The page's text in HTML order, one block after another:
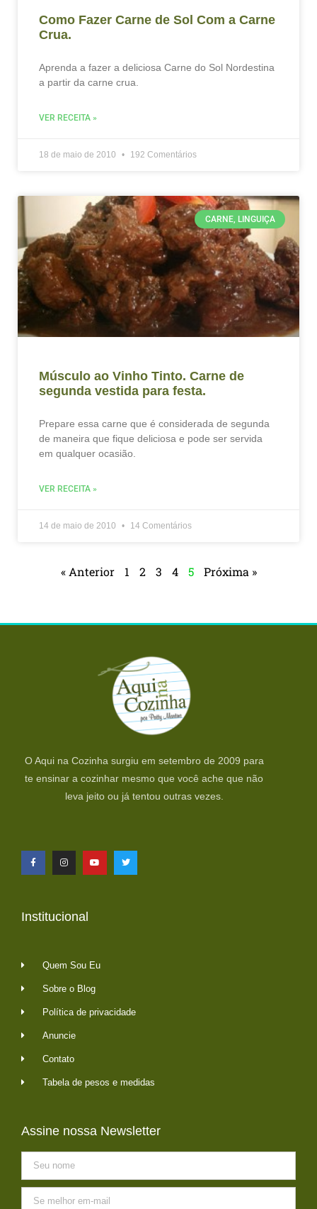
Como Fazer Carne de Sol Com a Carne
Crua.
Aprenda a fazer a deliciosa Carne do Sol Nordestina
a partir da carne crua.
VER RECEITA »
18 de maio de 2010 192 Comentários
CARNE, LINGUIÇA
Músculo ao Vinho Tinto. Carne de
segunda vestida para festa.
Prepare essa carne que é considerada de segunda
de maneira que fique deliciosa e pode ser servida
em qualquer ocasião.
VER RECEITA »
14 de maio de 2010 14 Comentários
« Anterior 1 2 3 4 5 Próxima »
O Aqui na Cozinha surgiu em setembro de 2009 para
te ensinar a cozinhar mesmo que você ache que não
leva jeito ou já tentou outras vezes.
Institucional
Quem Sou Eu
Sobre o Blog
Política de privacidade
Anuncie
Contato
Tabela de pesos e medidas
Assine nossa Newsletter